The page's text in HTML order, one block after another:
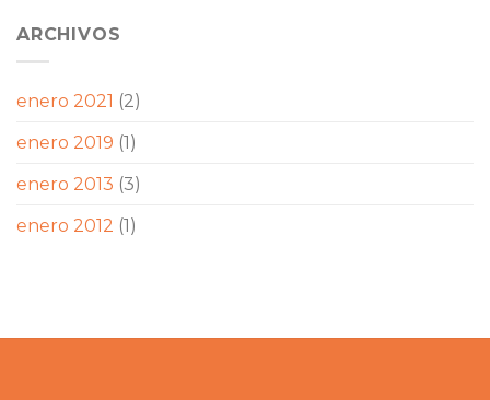
ARCHIVOS
enero 2021 (2)
enero 2019 (1)
enero 2013 (3)
enero 2012 (1)